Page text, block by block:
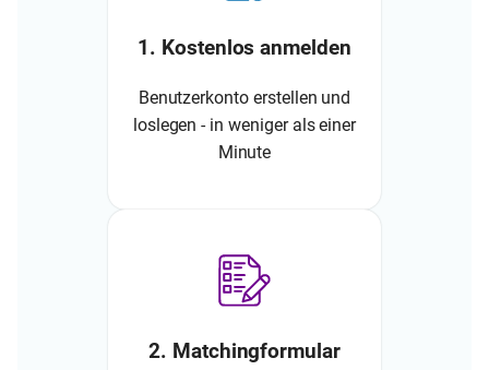
1. Kostenlos anmelden
Benutzerkonto erstellen und
loslegen - in weniger als einer
Minute
2. Matchingformular